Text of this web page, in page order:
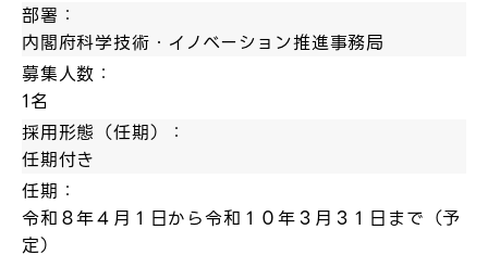
部署：
内閣府科学技術・イノベーション推進事務局
募集人数：
1名
採用形態（任期）：
任期付き
任期：
令和８年４月１日から令和１０年３月３１日まで（予
定）